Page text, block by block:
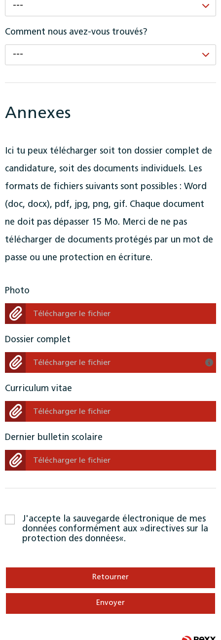
---
Comment nous avez-vous trouvés?
---
Annexes
Ici tu peux télécharger soit ton dossier complet de
candidature, soit des documents individuels. Les
formats de fichiers suivants sont possibles : Word
(doc, docx), pdf, jpg, png, gif. Chaque document
ne doit pas dépasser 15 Mo. Merci de ne pas
télécharger de documents protégés par un mot de
passe ou une protection en écriture.
Photo
Télécharger le fichier
Dossier complet
Télécharger le fichier
Curriculum vitae
Télécharger le fichier
Dernier bulletin scolaire
Télécharger le fichier
J'accepte la sauvegarde électronique de mes
données conformément aux
directives sur la
protection des données .
Retourner
Envoyer